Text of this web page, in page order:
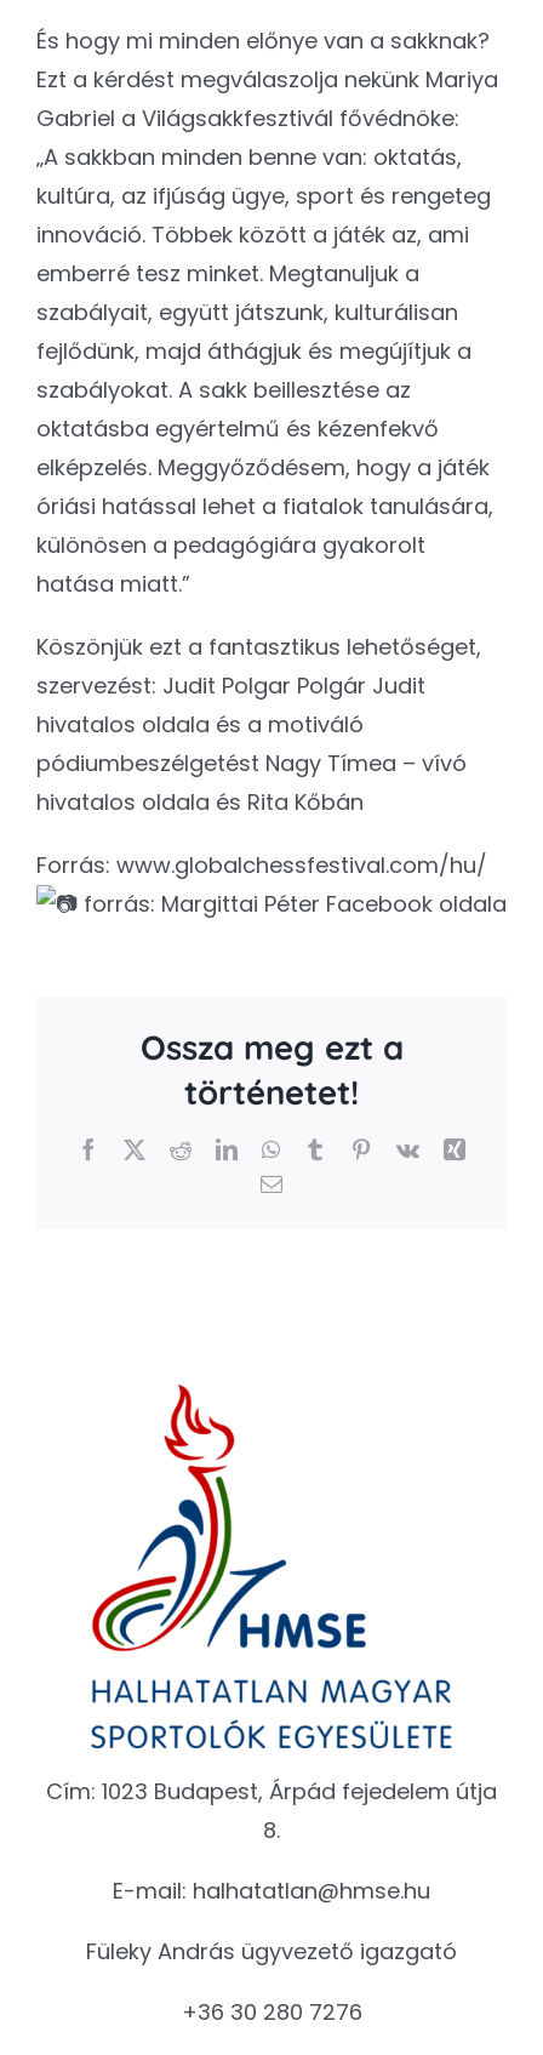
És hogy mi minden előnye van a sakknak?
Ezt a kérdést megválaszolja nekünk Mariya
Gabriel a Világsakkfesztivál fővédnöke:
„A sakkban minden benne van: oktatás,
kultúra, az ifjúság ügye, sport és rengeteg
innováció. Többek között a játék az, ami
emberré tesz minket. Megtanuljuk a
szabályait, együtt játszunk, kulturálisan
fejlődünk, majd áthágjuk és megújítjuk a
szabályokat. A sakk beillesztése az
oktatásba egyértelmű és kézenfekvő
elképzelés. Meggyőződésem, hogy a játék
óriási hatással lehet a fiatalok tanulására,
különösen a pedagógiára gyakorolt
hatása miatt.”
Köszönjük ezt a fantasztikus lehetőséget,
szervezést: Judit Polgar Polgár Judit
hivatalos oldala és a motiváló
pódiumbeszélgetést Nagy Tímea – vívó
hivatalos oldala és Rita Kőbán
Forrás: www.globalchessfestival.com/hu/
forrás: Margittai Péter Facebook oldala
Ossza meg ezt a
történetet!
Facebook RedditLinkedInWhatsApp
TumblrPinterest
Vk
Xing
Email
Cím: 1023 Budapest, Árpád fejedelem útja
8.
E-mail: halhatatlan@hmse.hu
Füleky András ügyvezető igazgató
+36 30 280 7276